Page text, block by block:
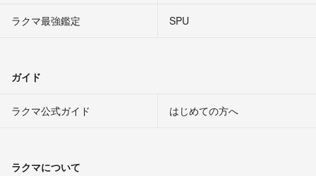
ラクマ最強鑑定
SPU
ガイド
ラクマ公式ガイド はじめての方へ
ラクマについて